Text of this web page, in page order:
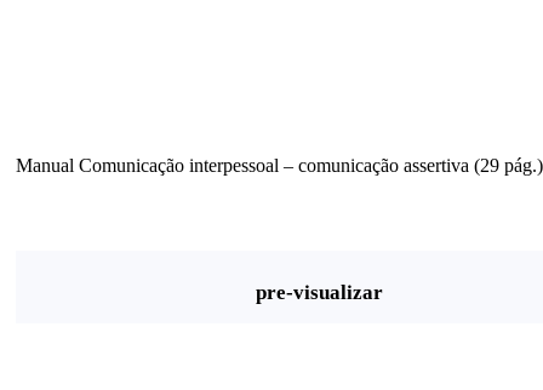
Manual Comunicação interpessoal – comunicação assertiva (29 pág.)
pre-visualizar